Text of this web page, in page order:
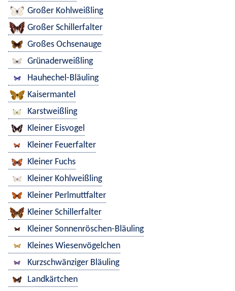
Großer Kohlweißling
Großer Schillerfalter
Großes Ochsenauge
Grünaderweißling
Hauhechel-Bläuling
Kaisermantel
Karstweißling
Kleiner Eisvogel
Kleiner Feuerfalter
Kleiner Fuchs
Kleiner Kohlweißling
Kleiner Perlmuttfalter
Kleiner Schillerfalter
Kleiner Sonnenröschen-Bläuling
Kleines Wiesenvögelchen
Kurzschwänziger Bläuling
Landkärtchen